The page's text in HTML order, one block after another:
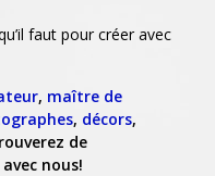
faut pour créer avec
, maître de
, décors,
de
nous!